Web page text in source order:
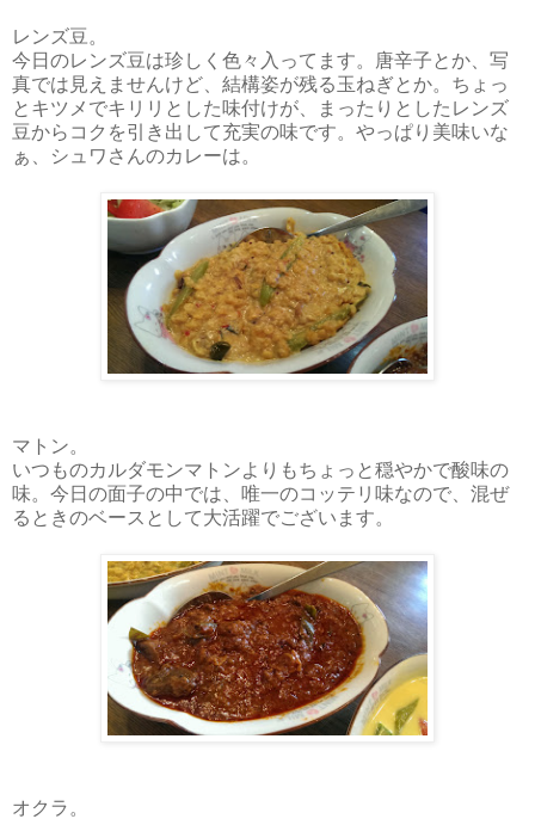
レンズ豆。
今日のレンズ豆は珍しく色々入ってます。唐辛子とか、写
真では見えませんけど、結構姿が残る玉ねぎとか。ちょっ
とキツメでキリリとした味付けが、まったりとしたレンズ
豆からコクを引き出して充実の味です。やっぱり美味いな
ぁ、シュワさんのカレーは。
マトン。
いつものカルダモンマトンよりもちょっと穏やかで酸味の
味。今日の面子の中では、唯一のコッテリ味なので、混ぜ
るときのベースとして大活躍でございます。
オクラ。